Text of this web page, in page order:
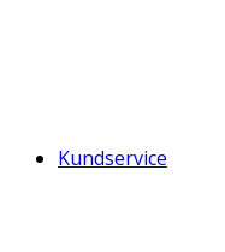
Kundservice